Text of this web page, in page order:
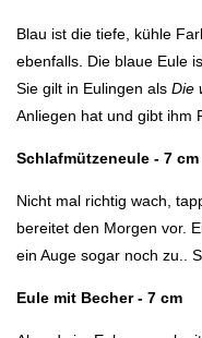
Blau ist die tiefe, kühle
ebenfalls. Die blaue Eule
Sie gilt in Eulingen als Die
Anliegen hat und gibt ihm
Schlafmützeneule - 7 cm
Nicht mal richtig wach,
bereitet den Morgen vor.
ein Auge sogar noch zu..
Eule mit Becher - 7 cm